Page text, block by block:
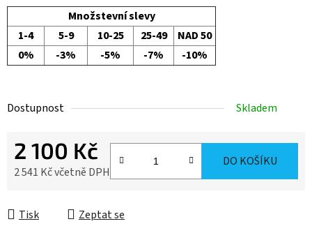
Množstevní slevy
1-4
5-9 10-25 25-49
NAD 50
0%
-3% -5% -7% -10%
Dostupnost Skladem
2 100 Kč
2 541 Kč včetně DPH
DO KOŠÍKU
Tisk Zeptat se